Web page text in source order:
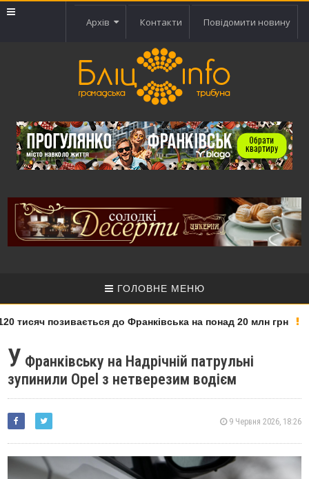
Архів Контакти Повідомити новину
ГОЛОВНЕ МЕНЮ
тисяч позивається до Франківська на понад 20 млн грн
У Франківську на Надрічній патрульні
зупинили Opel з нетверезим водієм
9 Червня 2026, 18:26